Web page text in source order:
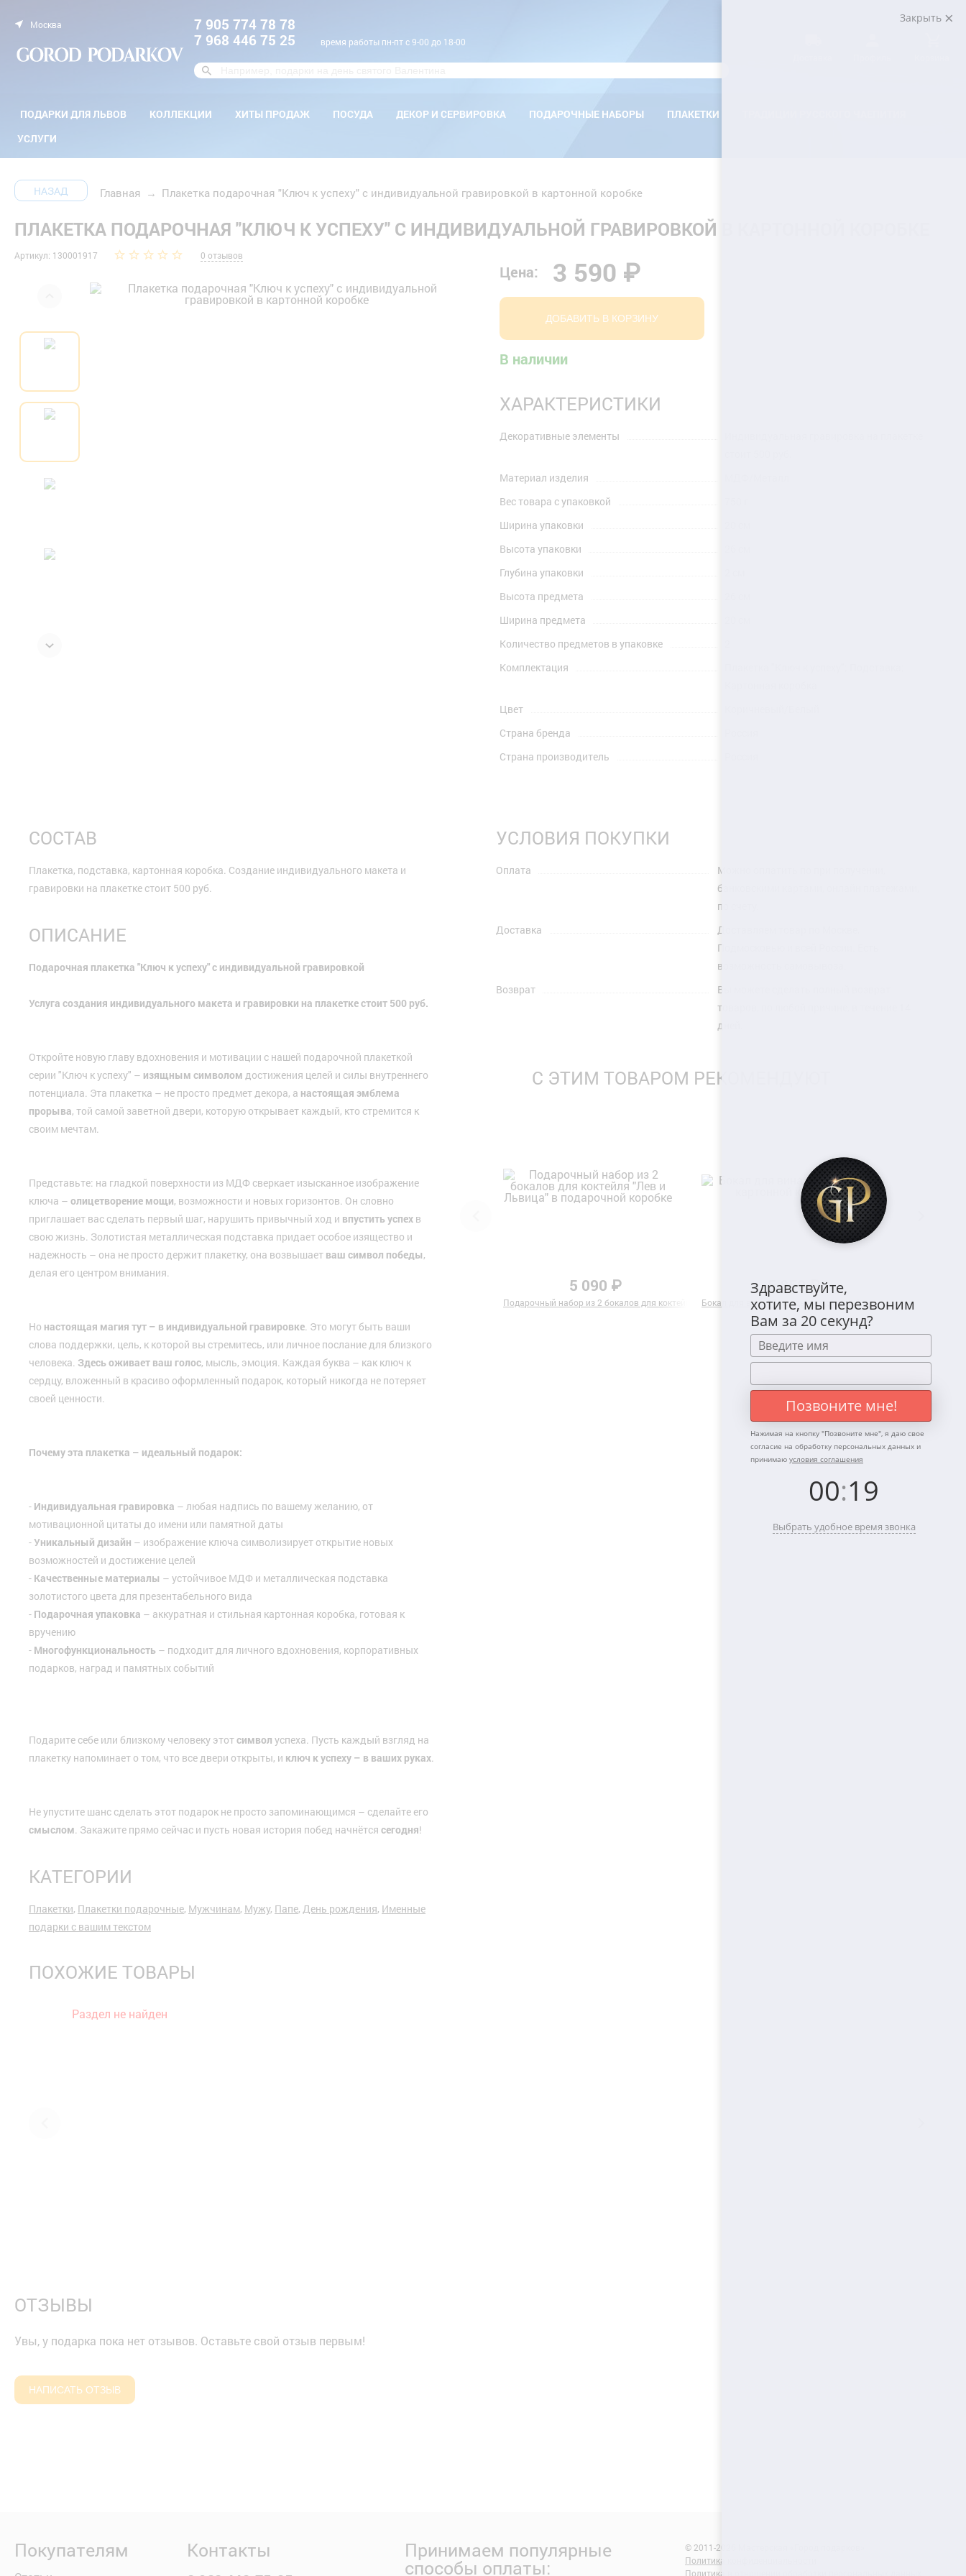
Москва
7 905 774 78 78
7 968 446 75 25
время работы пн-пт с 9-00 до 18-00
ПОДАРКИ ДЛЯ ЛЬВОВ КОЛЛЕКЦИИ ХИТЫ ПРОДАЖ ПОСУДА ДЕКОР И СЕРВИРОВКА ПОДАРОЧНЫЕ НАБОРЫ ПЛАКЕТКИ
УСЛУГИ
НАЗАД Главная → Плакетка подарочная "Ключ к успеху" с индивидуальной гравировкой в картонной коробке
ПЛАКЕТКА ПОДАРОЧНАЯ "КЛЮЧ К УСПЕХУ" С ИНДИВИДУАЛЬНОЙ ГРАВИРОВКОЙ В КАРТОННОЙ КОРОБКЕ
Артикул: 130001917 0 отзывов
Цена: 3 590 ₽
ДОБАВИТЬ В КОРЗИНУ
В наличии
ХАРАКТЕРИСТИКИ
Декоративные элементы
Материал изделия
Вес товара с упаковкой
Ширина упаковки
Высота упаковки
Глубина упаковки
Высота предмета
Ширина предмета
Количество предметов в упаковке
Комплектация
Цвет
Страна бренда
Страна производитель
СОСТАВ
Плакетка, подставка, картонная коробка. Создание индивидуального макета и
гравировки на плакетке стоит 500 руб.
ОПИСАНИЕ
Подарочная плакетка "Ключ к успеху" с индивидуальной гравировкой
Услуга создания индивидуального макета и гравировки на плакетке стоит 500 руб.
Откройте новую главу вдохновения и мотивации с нашей подарочной плакеткой
серии "Ключ к успеху" – изящным символом достижения целей и силы внутреннего
потенциала. Эта плакетка – не просто предмет декора, а настоящая эмблема
прорыва, той самой заветной двери, которую открывает каждый, кто стремится к
своим мечтам.
Представьте: на гладкой поверхности из МДФ сверкает изысканное изображение
ключа – олицетворение мощи, возможности и новых горизонтов. Он словно
приглашает вас сделать первый шаг, нарушить привычный ход и впустить успех в
свою жизнь. Золотистая металлическая подставка придает особое изящество и
надежность – она не просто держит плакетку, она возвышает ваш символ победы,
делая его центром внимания.
Но настоящая магия тут – в индивидуальной гравировке. Это могут быть ваши
слова поддержки, цель, к которой вы стремитесь, или личное послание для близкого
человека. Здесь оживает ваш голос, мысль, эмоция. Каждая буква – как ключ к
сердцу, вложенный в красиво оформленный подарок, который никогда не потеряет
своей ценности.
Почему эта плакетка – идеальный подарок:
- Индивидуальная гравировка – любая надпись по вашему желанию, от
мотивационной цитаты до имени или памятной даты
-Уникальный дизайн – изображение ключа символизирует открытие новых
возможностей и достижение целей
- Качественные материалы – устойчивое МДФ и металлическая подставка
золотистого цвета для презентабельного вида
- Подарочная упаковка – аккуратная и стильная картонная коробка, готовая к
вручению
- Многофункциональность – подходит для личного вдохновения, корпоративных
подарков, наград и памятных событий
Подарите себе или близкому человеку этотсимвол успеха. Пусть каждый взгляд на
плакетку напоминает о том, что все двери открыты, и ключ к успеху – в ваших руках.
Не упустите шанс сделать этот подарок не просто запоминающимся – сделайте его
смыслом. Закажите прямо сейчас и пусть новая история побед начнётся сегодня!
КАТЕГОРИИ
Плакетки, Плакетки подарочные, Мужчинам, Мужу, Папе, День рождения, Именные
подарки с вашим текстом
УСЛОВИЯ ПОКУПКИ
Оплата
Можно оплатить по при получении,
банковскими картами, онлайн платежами,
по счету.
Доставка
Доставляем товар по Москве,
Подмосковью и всей России. Есть
возможность самовывоза.
Возврат
Вы можете сделать полный возврат
товаров, по любой причине, в течение 14
дней.
С ЭТИМ ТОВАРОМ РЕКОМЕНДУЮТ
5 090 ₽
Подарочный набор из 2 бокалов для коктейля "Лев и Львица" в подарочной коробке
5 850 ₽
Бокал для вина "Лошадь" в картонной коробке Подарочный
ПОХОЖИЕ ТОВАРЫ
Раздел не найден
ОТЗЫВЫ
Увы, у подарка пока нет отзывов. Оставьте свой отзыв первым!
НАПИСАТЬ ОТЗЫВ
Покупателям Контакты Принимаем популярные
способы оплаты:
© 2011-2026 Мастерская «Город подарков»
Политика конфиденциальности
Политика в отношении обработки персональных данных
Закрыть
Здравствуйте,
хотите, мы перезвоним
Вам за 20 секунд?
Позвоните мне!
Нажимая на кнопку "Позвоните мне", я даю свое
согласие на обработку персональных данных и
принимаю условия соглашения
00:19
Выбрать удобное время звонка